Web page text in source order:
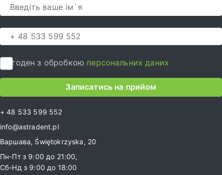
Я згоден з обробкою персональних даних
Записатись на прийом
+ 48 533 599 552
info@astradent.pl
Варшава, Świętokrzyska, 20
Пн-Пт з 9:00 до 21:00,
Сб-Нд з 9:00 до 18:00